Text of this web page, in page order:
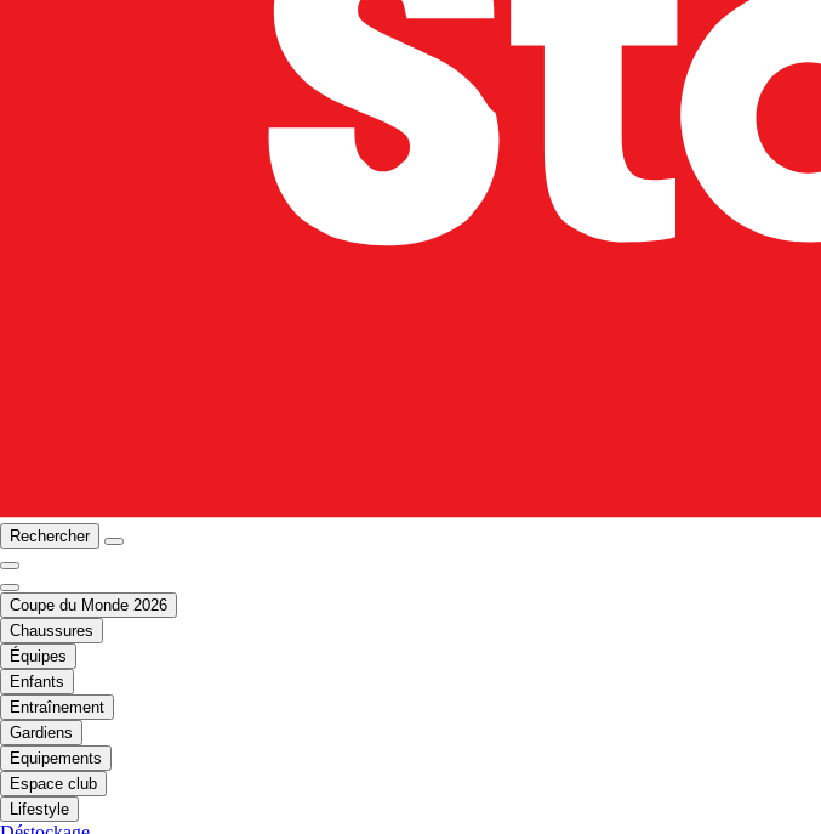
Rechercher
Coupe du Monde 2026
Chaussures
Équipes
Enfants
Entraînement
Gardiens
Equipements
Espace club
Lifestyle